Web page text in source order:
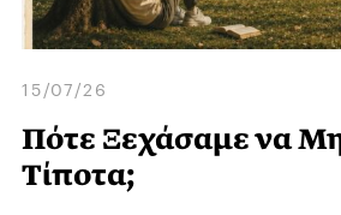
15/07/26
Πότε Ξεχάσαμε να
Τίποτα;